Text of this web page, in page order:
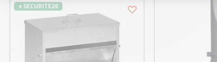
♦ SECURITE26